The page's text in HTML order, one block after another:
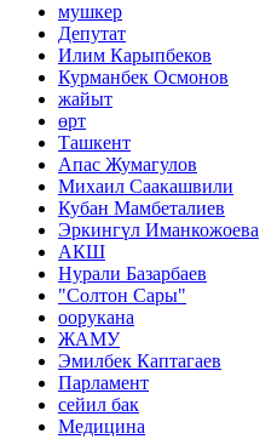
мушкер
Депутат
Илим Карыпбеков
Курманбек Осмонов
жайыт
өрт
Ташкент
Апас Жумагулов
Михаил Саакашвили
Кубан Мамбеталиев
Эркингүл Иманкожоева
АКШ
Нурали Базарбаев
"Солтон Сары"
оорукана
ЖАМУ
Эмилбек Каптагаев
Парламент
сейил бак
Медицина